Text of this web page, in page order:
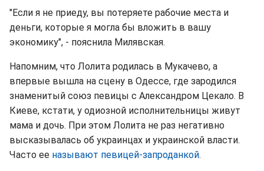
"Если я не приеду, вы потеряете рабочие места и
деньги, которые я могла бы вложить в вашу
экономику", - пояснила Милявская.
Напомним, что Лолита родилась в Мукачево, а
впервые вышла на сцену в Одессе, где зародился
знаменитый союз певицы с Александром Цекало. В
Киеве, кстати, у одиозной исполнительницы живут
мама и дочь. При этом Лолита не раз негативно
высказывалась об украинцах и украинской власти.
Часто ее называют певицей-запроданкой.